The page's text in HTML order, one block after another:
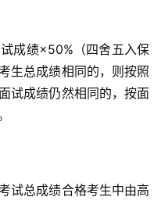
成绩×50%（四舍五入保
生总成绩相同的，则按照
试成绩仍然相同的，按面
试总成绩合格考生中由高